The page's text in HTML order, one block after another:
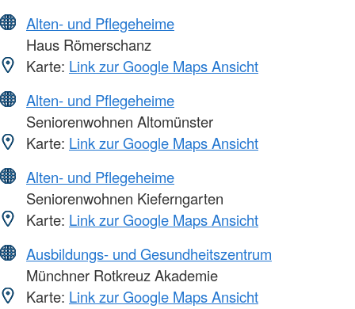
Alten- und Pflegeheime
Haus Römerschanz
Karte: Link zur Google Maps Ansicht
Alten- und Pflegeheime
Seniorenwohnen Altomünster
Karte: Link zur Google Maps Ansicht
Alten- und Pflegeheime
Seniorenwohnen Kieferngarten
Karte: Link zur Google Maps Ansicht
Ausbildungs- und Gesundheitszentrum
Münchner Rotkreuz Akademie
Karte: Link zur Google Maps Ansicht